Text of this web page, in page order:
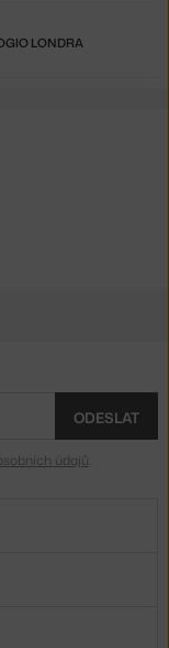
LONDRA
ODESLAT
údajů